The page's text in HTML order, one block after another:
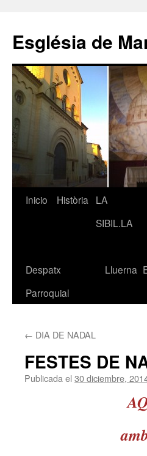
contenido
Església de
Inicio Història
LA
SIBIL.LA
Despatx
Parroquial
Lluerna
← DIA DE NADAL
FESTES DE
Publicada el 30 diciembre,